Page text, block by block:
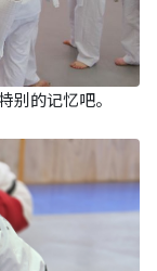
别的记忆吧。